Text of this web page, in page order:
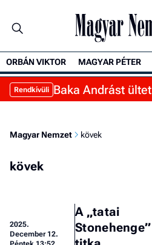
ORBÁN VIKTOR MAGYAR PÉTER
Rendkívüli Baka Andrást
Magyar Nemzet kövek
kövek
2025.
December 12.
A „tatai
Stonehenge”